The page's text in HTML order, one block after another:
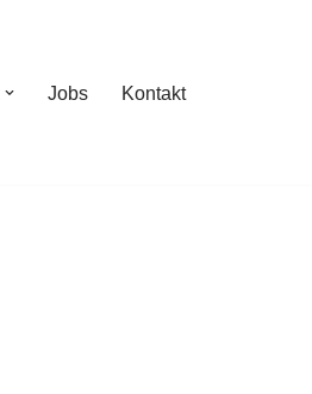
Jobs Kontakt